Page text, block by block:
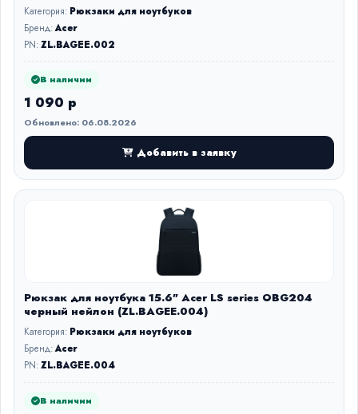
Категория: Рюкзаки для ноутбуков
Бренд:Acer
PN:ZL.BAGEE.002
В наличии
1 090 р
Обновлено: 06.08.2026
Добавить в заявку
Рюкзак для ноутбука 15.6" Acer LS series OBG204
черный нейлон (ZL.BAGEE.004)
Категория: Рюкзаки для ноутбуков
Бренд:Acer
PN:ZL.BAGEE.004
В наличии